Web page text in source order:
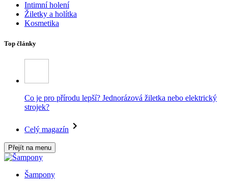
Intimní holení
Žiletky a holítka
Kosmetika
Top články
Co je pro přírodu lepší? Jednorázová žiletka nebo elektrický
strojek?
Celý magazín
Přejít na menu
Šampony